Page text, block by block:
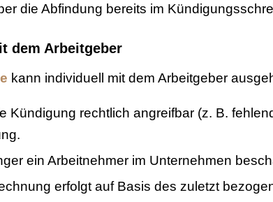
die Abfindung bereits im
dem Arbeitgeber
kann individuell mit dem Arbeitgeber
Kündigung rechtlich angreifbar (z. B.
ein Arbeitnehmer im Unternehmen
erfolgt auf Basis des zuletzt